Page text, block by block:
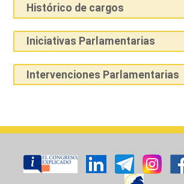
Histórico de cargos
Iniciativas Parlamentarias
Intervenciones Parlamentarias